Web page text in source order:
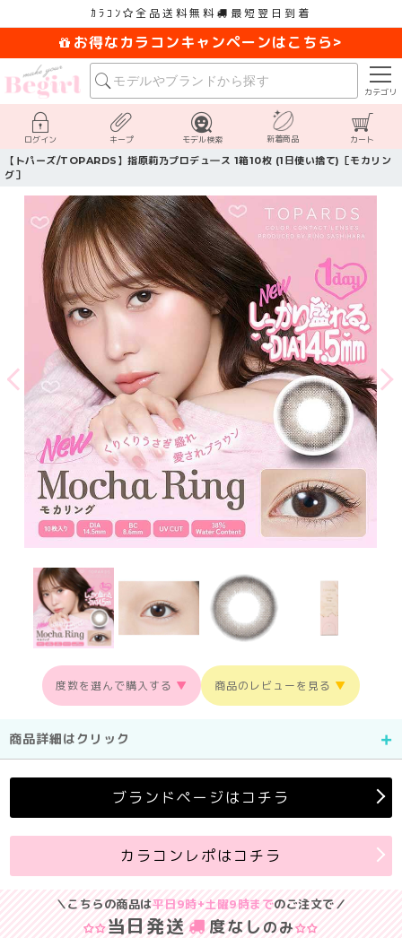
ｶﾗｺﾝ 全品送料無料 最短翌日到着
お得なカラコンキャンペーンはこちら>
カテゴリ
ログイン キープ モデル検索 新着商品 カート
【トパーズ/TOPARDS】指原莉乃プロデュ―ス 1箱10枚 (1日使い捨て)［モカリン
グ］
度数を選んで購入する ▼ 商品のレビューを見る ▼
商品詳細はクリック
ブランドページはコチラ
カラコンレポはコチラ
＼こちらの商品は平日9時+土曜9時までのご注文で／
当日発送 度なし のみ